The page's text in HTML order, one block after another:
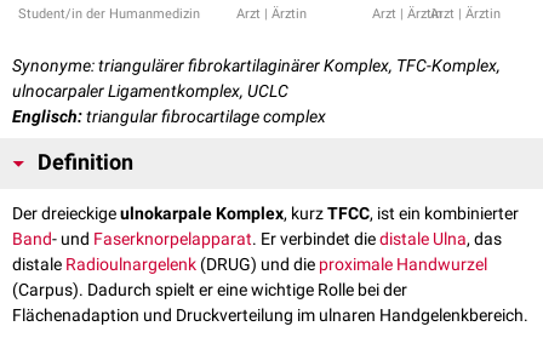
Student/in der Humanmedizin Arzt | Ärztin Arzt | ÄrztinArzt | Ärztin
Synonyme: triangulärer fibrokartilaginärer Komplex, TFC-Komplex,
ulnocarpaler Ligamentkomplex, UCLC
Englisch:triangular fibrocartilage complex
Definition
Der dreieckigeulnokarpale Komplex, kurzTFCC, ist ein kombinierter
Band- und Faserknorpelapparat. Er verbindet diedistale Ulna, das
distale Radioulnargelenk (DRUG) und die proximale Handwurzel
(Carpus). Dadurch spielt er eine wichtige Rolle bei der
Flächenadaption und Druckverteilung im ulnaren Handgelenkbereich.